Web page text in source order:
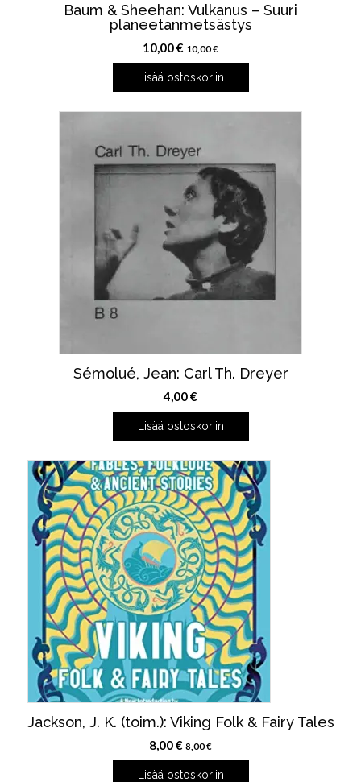
Baum & Sheehan: Vulkanus – Suuri
planeetanmetsästys
10,00€ 10,00€
Lisää ostoskoriin
Sémolué, Jean: Carl Th. Dreyer
4,00€
Lisää ostoskoriin
Jackson, J. K. (toim.): Viking Folk & Fairy Tales
8,00€ 8,00€
Lisää ostoskoriin